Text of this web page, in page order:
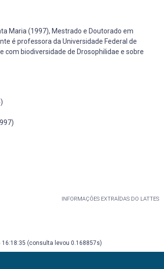
Maria (1997), Mestrado e Doutorado em
é professora da Universidade Federal de
com biodiversidade de Drosophilidae e sobre
INFORMAÇÕES EXTRAÍDAS DO LATTES
(consulta levou 0.168857s)